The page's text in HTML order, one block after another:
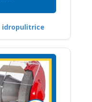
idropulitrice